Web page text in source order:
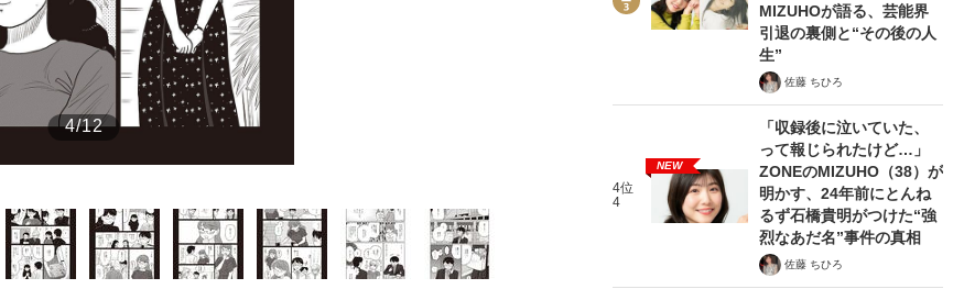
4/12
5/12
MIZUHOが語る、芸能界
引退の裏側と“その後の人
生”
佐藤 ちひろ
4位
4
NEW
「収録後に泣いていた、
って報じられたけど…」
ZONEのMIZUHO（38）が
明かす、24年前にとんね
るず石橋貴明がつけた“強
烈なあだ名”事件の真相
佐藤 ちひろ